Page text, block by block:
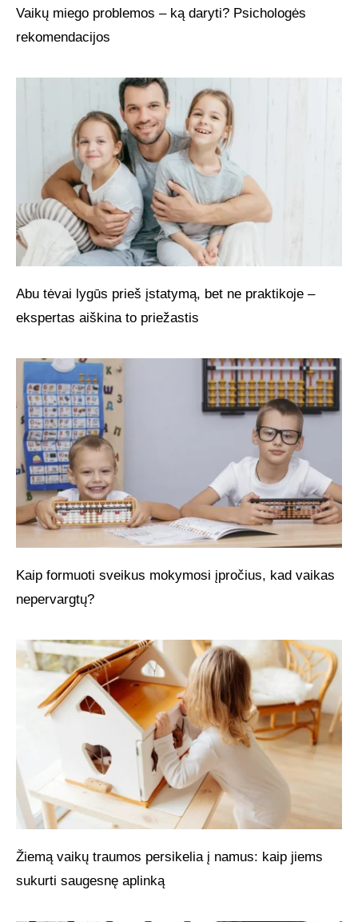
Vaikų miego problemos – ką daryti? Psichologės
rekomendacijos
Abu tėvai lygūs prieš įstatymą, bet ne praktikoje –
ekspertas aiškina to priežastis
Kaip formuoti sveikus mokymosi įpročius, kad vaikas
nepervargtų?
Žiemą vaikų traumos persikelia į namus: kaip jiems
sukurti saugesnę aplinką